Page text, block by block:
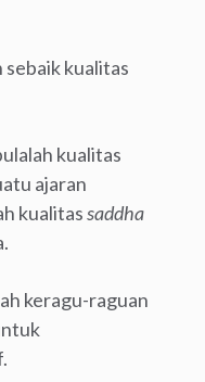
kualitas
kualitas
ajaran
kualitassaddha
keragu-raguan